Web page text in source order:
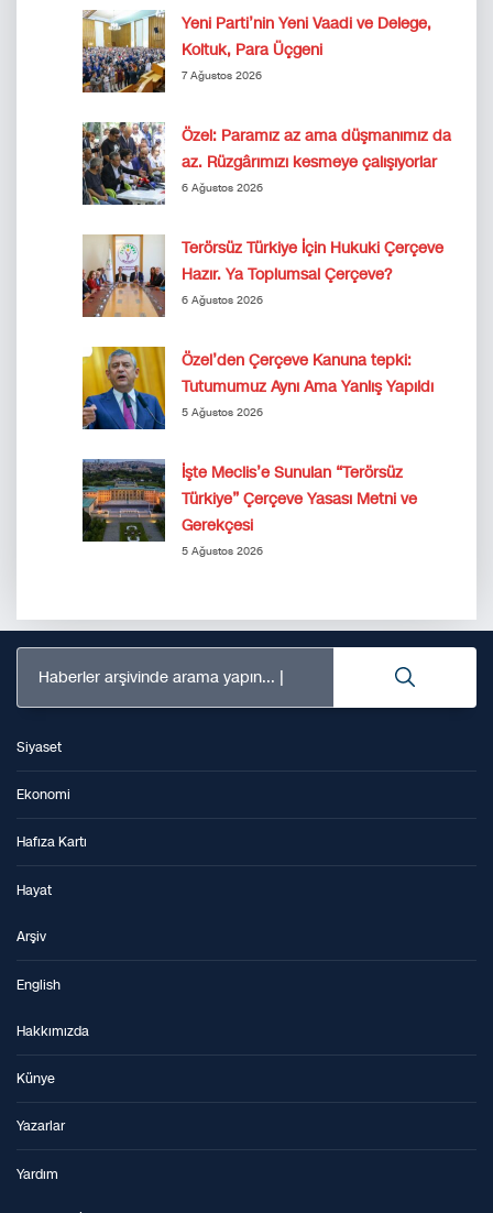
Yeni Parti’nin Yeni Vaadi ve Delege,
Koltuk, Para Üçgeni
7 Ağustos 2026
Özel: Paramız az ama düşmanımız da
az. Rüzgârımızı kesmeye çalışıyorlar
6 Ağustos 2026
Terörsüz Türkiye İçin Hukuki Çerçeve
Hazır. Ya Toplumsal Çerçeve?
6 Ağustos 2026
Özel’den Çerçeve Kanuna tepki:
Tutumumuz Aynı Ama Yanlış Yapıldı
5 Ağustos 2026
İşte Meclis’e Sunulan “Terörsüz
Türkiye” Çerçeve Yasası Metni ve
Gerekçesi
5 Ağustos 2026
Haberler arşivinde arama yapın...
Siyaset
Ekonomi
Hafıza Kartı
Hayat
Arşiv
English
Hakkımızda
Künye
Yazarlar
Yardım